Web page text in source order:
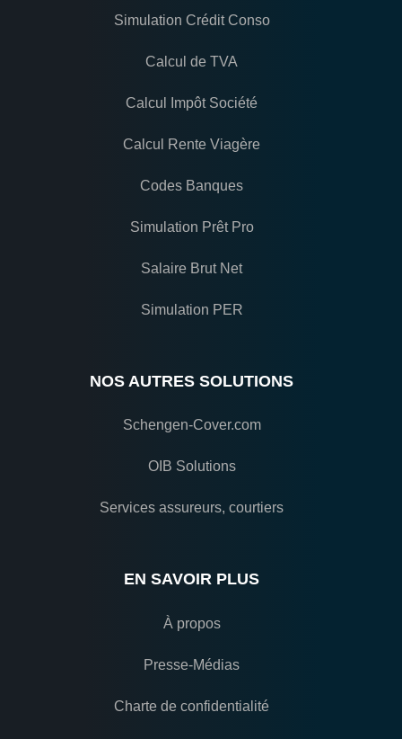
Simulation Crédit Conso
Calcul de TVA
Calcul Impôt Société
Calcul Rente Viagère
Codes Banques
Simulation Prêt Pro
Salaire Brut Net
Simulation PER
NOS AUTRES SOLUTIONS
Schengen-Cover.com
OIB Solutions
Services assureurs, courtiers
EN SAVOIR PLUS
À propos
Presse-Médias
Charte de confidentialité